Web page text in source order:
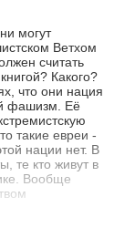
могут
Ветхом
считать
Какого?
что они нация
фашизм. Её
такие евреи -
нации нет. В
те кто живут в
Вообще